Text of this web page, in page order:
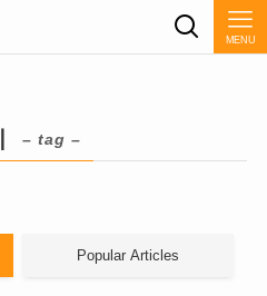
MENU
– tag –
Popular Articles